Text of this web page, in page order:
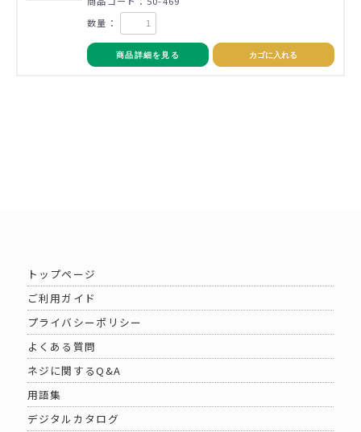
数量：
商品詳細を見る カゴに入れる
トップページ
ご利用ガイド
プライバシーポリシー
よくある質問
ネジに関するQ&A
用語集
デジタルカタログ